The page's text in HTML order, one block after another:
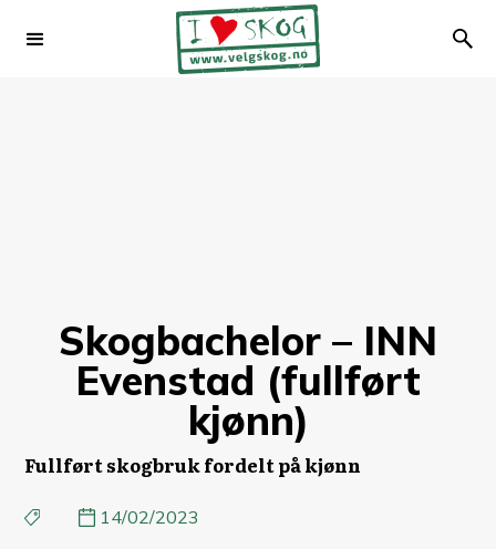
Skogbachelor – INN
Evenstad (fullført
kjønn)
Fullført skogbruk fordelt på kjønn
14/02/2023